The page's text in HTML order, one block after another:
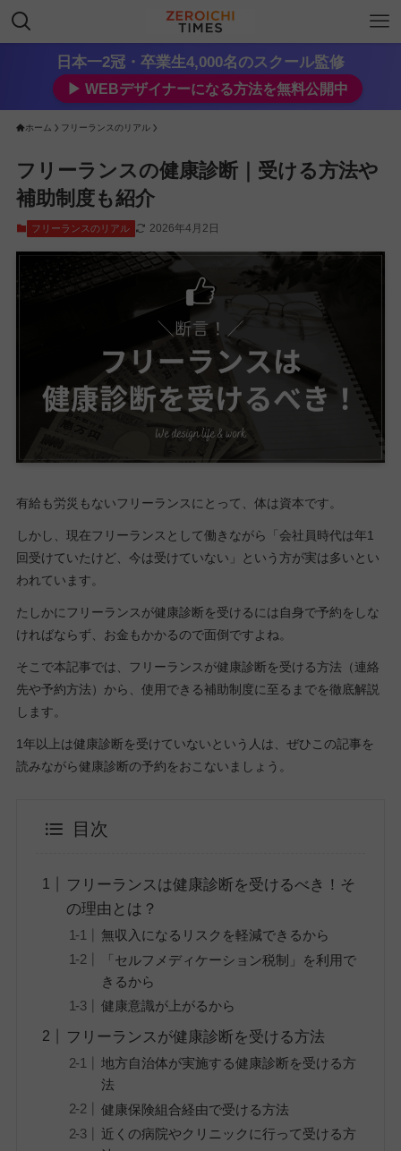
日本一2冠・卒業生4,000名のスクール監修
▶︎ WEBデザイナーになる方法を無料公開中
ホーム フリーランスのリアル
フリーランスの健康診断｜受ける方法や
補助制度も紹介
フリーランスのリアル 2026年4月2日
有給も労災もないフリーランスにとって、体は資本です。
しかし、現在フリーランスとして働きながら「会社員時代は年1
回受けていたけど、今は受けていない」という方が実は多いとい
われています。
たしかにフリーランスが健康診断を受けるには自身で予約をしな
ければならず、お金もかかるので面倒ですよね。
そこで本記事では、フリーランスが健康診断を受ける方法（連絡
先や予約方法）から、使用できる補助制度に至るまでを徹底解説
します。
1年以上は健康診断を受けていないという人は、ぜひこの記事を
読みながら健康診断の予約をおこないましょう。
目次
フリーランスは健康診断を受けるべき！そ
の理由とは？
無収入になるリスクを軽減できるから
「セルフメディケーション税制」を利用で
きるから
健康意識が上がるから
フリーランスが健康診断を受ける方法
地方自治体が実施する健康診断を受ける方
法
健康保険組合経由で受ける方法
近くの病院やクリニックに行って受ける方